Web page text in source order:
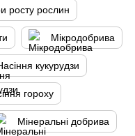
росту рослин
Мікродобрива
кукурудзи
гороху
Мінеральні добрива